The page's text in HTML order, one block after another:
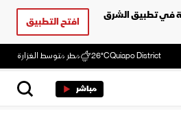
في تطبيق الشرق
افتح التطبيق
Quiapo District
26°C مطر متوسط الغزارة
مباشر